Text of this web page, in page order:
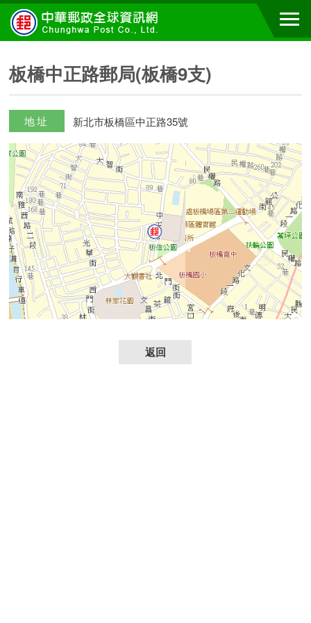
板橋中正路郵局(板橋9支)
地址 新北市板橋區中正路35號